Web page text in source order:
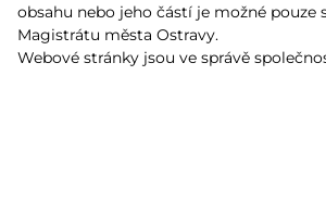
obsahu nebo jeho částí je možné pouze
Magistrátu města Ostravy.
Webové stránky jsou ve správě